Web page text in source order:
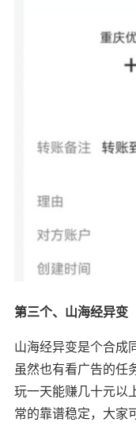
第三个、山海经异变
山海经异变是个合成
虽然也有看广告的任
玩一天能赚几十元以
常的靠谱稳定，大家